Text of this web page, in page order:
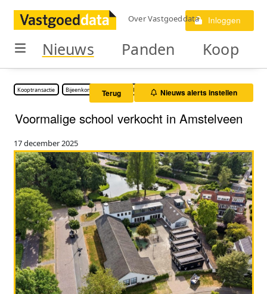
Over Vastgoeddata Inloggen
Nieuws Panden Koop
Kooptransactie Bijeenkomstruimte Onderwijs vastgoed
Terug Nieuws alerts instellen
Voormalige school verkocht in Amstelveen
17 december 2025